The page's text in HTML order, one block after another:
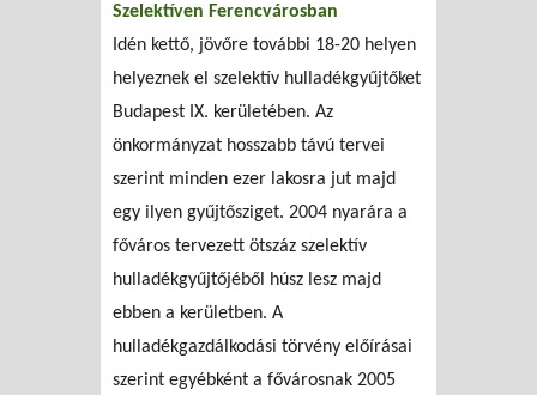
Szelektíven Ferencvárosban
Idén kettő, jövőre további 18-20 helyen
helyeznek el szelektív hulladékgyűjtőket
Budapest IX. kerületében. Az
önkormányzat hosszabb távú tervei
szerint minden ezer lakosra jut majd
egy ilyen gyűjtősziget. 2004 nyarára a
főváros tervezett ötszáz szelektív
hulladékgyűjtőjéből húsz lesz majd
ebben a kerületben. A
hulladékgazdálkodási törvény előírásai
szerint egyébként a fővárosnak 2005